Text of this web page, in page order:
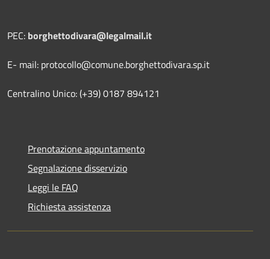
PEC: borghettodivara@legalmail.it
E- mail: protocollo@comune.borghettodivara.sp.it
Centralino Unico: (+39) 0187 894121
Prenotazione appuntamento
Segnalazione disservizio
Leggi le FAQ
Richiesta assistenza